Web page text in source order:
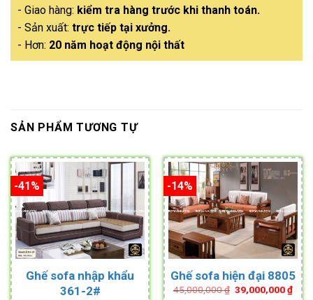
- Giao hàng: kiểm tra hàng trước khi thanh toán.
- Sản xuất: trực tiếp tại xưởng.
- Hơn: 20 năm hoạt động nội thất
SẢN PHẨM TƯƠNG TỰ
-41%
Ghế sofa nhập khẩu
361-2#
-14%
Ghế sofa hiện đại 8805
45,000,000₫ Original
39,000,000₫